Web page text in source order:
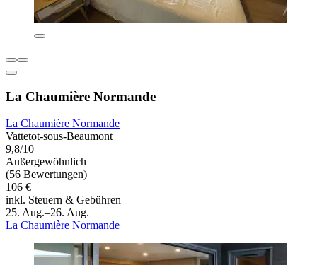
La Chaumière Normande
La Chaumière Normande
Vattetot-sous-Beaumont
9,8/10
Außergewöhnlich
(56 Bewertungen)
106 €
inkl. Steuern & Gebühren
25. Aug.–26. Aug.
La Chaumière Normande